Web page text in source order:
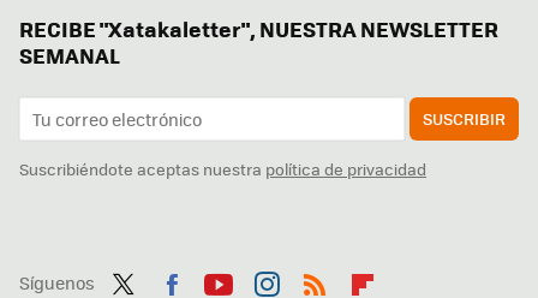
RECIBE "Xatakaletter", NUESTRA NEWSLETTER
SEMANAL
SUSCRIBIR
Suscribiéndote aceptas nuestra política de privacidad
Síguenos